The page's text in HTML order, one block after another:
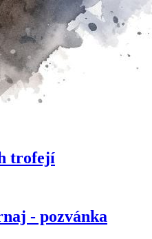
trofejí
- pozvánka